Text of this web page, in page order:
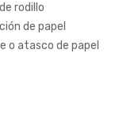
rodillo
de papel
o atasco de papel